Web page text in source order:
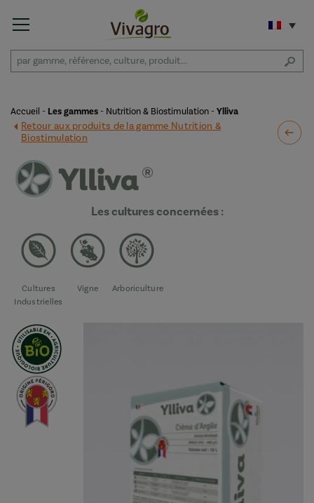
Accueil - Les gammes - Nutrition & Biostimulation -Ylliva
Retour aux produits de la gamme Nutrition &
Biostimulation
Les cultures concernées :
Cultures
Industrielles
Vigne Arboriculture